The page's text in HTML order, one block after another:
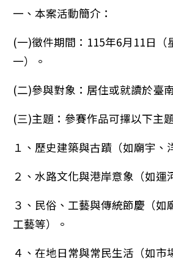
一、本案活動簡介：
(一)徵件期間：115年6月11日
一）。
(二)參與對象：居住或就讀於臺
(三)主題：參賽作品可擇以下主
１、歷史建築與古蹟（如廟宇、
２、水路文化與港岸意象（如運
３、民俗、工藝與傳統節慶（
工藝等）。
４、在地日常與常民生活（如市